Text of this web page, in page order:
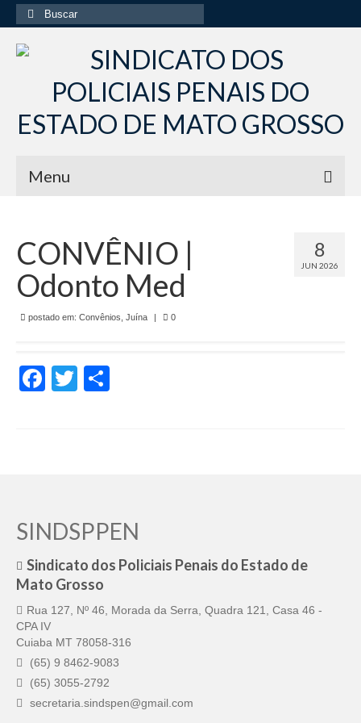
Buscar
por:
Menu
Institucional
Diretoria Sindsppen
Histórico do Sindsppen
de Mato Grosso
Notícias Gerais
Artigos
Esportes
Nota de Falecimento
8
JUN 2026
CONVÊNIO |
Odonto Med
postado em: Convênios Juína | 0
Facebook
Twitter
SINDSPPEN
Sindicato dos Policiais Penais do Estado de
Mato Grosso
Rua 127, Nº 46, Morada da Serra, Quadra 121, Casa 46 -
CPA IV
Cuiaba MT 78058-316
(65) 9 8462-9083
(65) 3055-2792
secretaria.sindspen@gmail.com